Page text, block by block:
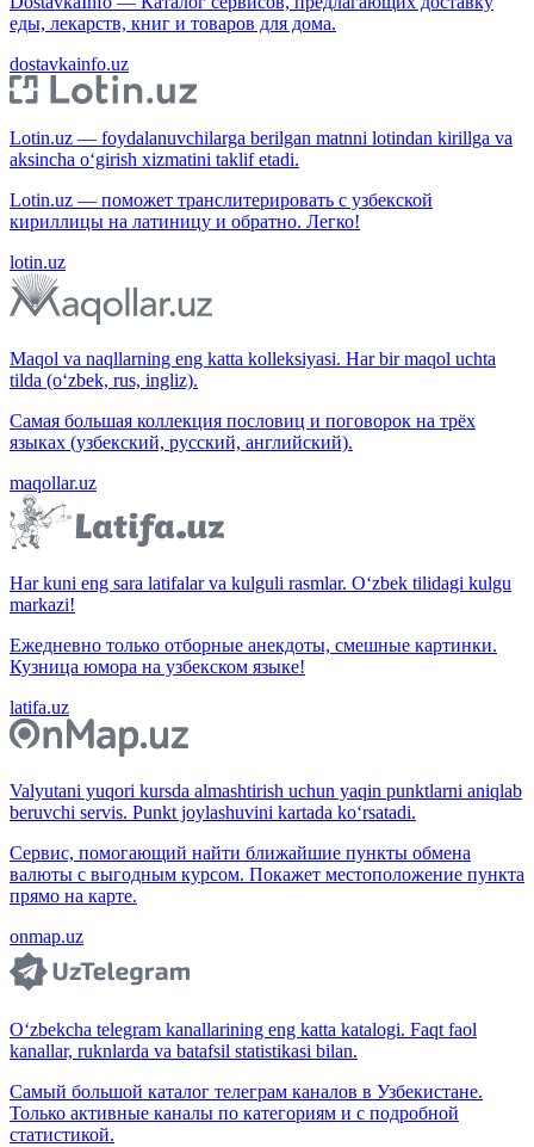
еды, лекарств, книг и товаров для дома.
dostavkainfo.uz
Lotin.uz — foydalanuvchilarga berilgan matnni lotindan kirillga va
aksincha o‘girish xizmatini taklif etadi.
Lotin.uz — поможет транслитерировать с узбекской
кириллицы на латиницу и обратно. Легко!
lotin.uz
Maqol va naqllarning eng katta kolleksiyasi. Har bir maqol uchta
tilda (o‘zbek, rus, ingliz).
Самая большая коллекция пословиц и поговорок на трёх
языках (узбекский, русский, английский).
maqollar.uz
Har kuni eng sara latifalar va kulguli rasmlar. O‘zbek tilidagi kulgu
markazi!
Ежедневно только отборные анекдоты, смешные картинки.
Кузница юмора на узбекском языке!
latifa.uz
Valyutani yuqori kursda almashtirish uchun yaqin punktlarni aniqlab
beruvchi servis. Punkt joylashuvini kartada ko‘rsatadi.
Сервис, помогающий найти ближайшие пункты обмена
валюты с выгодным курсом. Покажет местоположение пункта
прямо на карте.
onmap.uz
O‘zbekcha telegram kanallarining eng katta katalogi. Faqt faol
kanallar, ruknlarda va batafsil statistikasi bilan.
Самый большой каталог телеграм каналов в Узбекистане.
Только активные каналы по категориям и с подробной
статистикой.